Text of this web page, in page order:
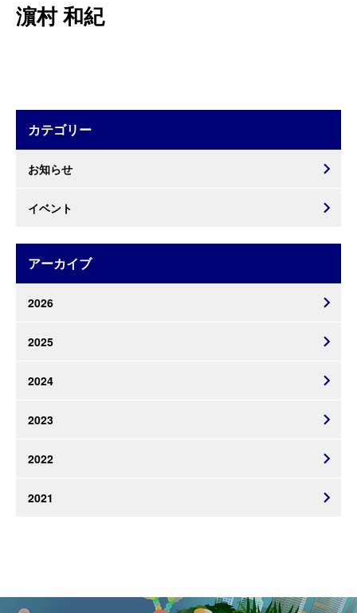
濵村 和紀
カテゴリー
お知らせ
イベント
アーカイブ
2026
2025
2024
2023
2022
2021